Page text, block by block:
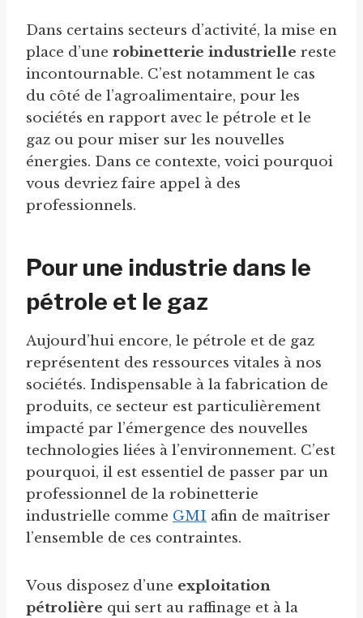
Dans certains secteurs d’activité, la mise en
place d’une robinetterie industrielle reste
incontournable. C’est notamment le cas
du côté de l’agroalimentaire, pour les
sociétés en rapport avec le pétrole et le
gaz ou pour miser sur les nouvelles
énergies. Dans ce contexte, voici pourquoi
vous devriez faire appel à des
professionnels.
Pour une industrie dans le
pétrole et le gaz
Aujourd’hui encore, le pétrole et de gaz
représentent des ressources vitales à nos
sociétés. Indispensable à la fabrication de
produits, ce secteur est particulièrement
impacté par l’émergence des nouvelles
technologies liées à l’environnement. C’est
pourquoi, il est essentiel de passer par un
professionnel de la robinetterie
industrielle comme GMI afin de maîtriser
l’ensemble de ces contraintes.
Vous disposez d’une exploitation
pétrolière qui sert au raffinage et à la